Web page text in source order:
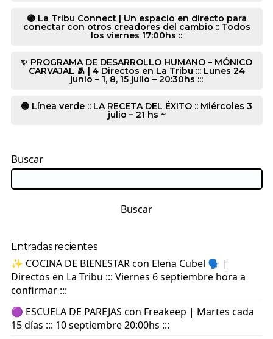
🟣 La Tribu Connect | Un espacio en directo para
conectar con otros creadores del cambio :: Todos
los viernes 17:00hs ::
✨ PROGRAMA DE DESARROLLO HUMANO – MÓNICO
CARVAJAL 🫂 | 4 Directos en La Tribu ::: Lunes 24
junio – 1, 8, 15 julio – 20:30hs :::
🟢 Línea verde :: LA RECETA DEL ÉXITO :: Miércoles 3
julio – 21 hs ~
Buscar
Buscar
Entradas recientes
✨ COCINA DE BIENESTAR con Elena Cubel 🗣️ |
Directos en La Tribu ::: Viernes 6 septiembre hora a
confirmar :::
🟣 ESCUELA DE PAREJAS con Freakeep | Martes cada
15 días ::: 10 septiembre 20:00hs :::